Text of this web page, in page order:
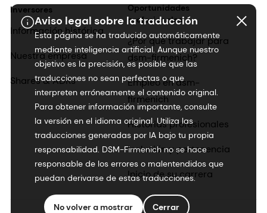
Aviso legal sobre la traducción
Esta página se ha traducido automáticamente
mediante inteligencia artificial. Aunque nuestro
objetivo es la precisión, es posible que las
traducciones no sean perfectas o que
interpreten erróneamente el contenido original.
Para obtener información importante, consulte
la versión en el idioma original. Utiliza las
traducciones generadas por IA bajo tu propia
responsabilidad. DSM-Firmenich no se hace
responsable de los errores o malentendidos que
puedan derivarse de estas traducciones.
No volver a mostrar Cerrar
Inversores
Información histórica
Nuestra empresa
Shares & ADRs
Oportunidades
profesionales
¿Por qué trabajar para
dsm-firmenich?
Empleo en dsm-
firmenich
Historias profesionales
Inclusión y pertenencia
Inicio de su carrera